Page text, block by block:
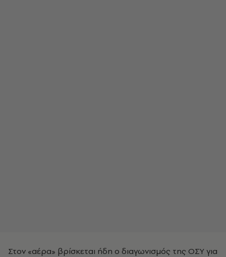
Στον «αέρα» βρίσκεται ήδη ο διαγωνισμός της ΟΣΥ για